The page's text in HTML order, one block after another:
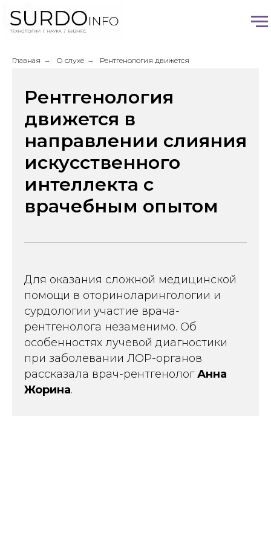
Главная → О слухе → Рентгенология движется
Рентгенология
движется в
направлении слияния
искусственного
интеллекта с
врачебным опытом
Для оказания сложной медицинской
помощи в оториноларингологии и
сурдологии участие врача-
рентгенолога незаменимо. Об
особенностях лучевой диагностики
при заболевании ЛОР-органов
рассказала врач-рентгенологАнна
Жорина.